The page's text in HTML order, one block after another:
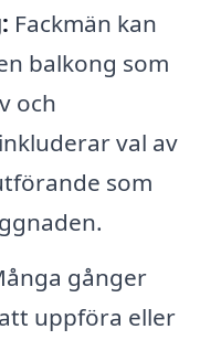
Fackmän kan
balkong som
och
val av
som
gånger
uppföra eller